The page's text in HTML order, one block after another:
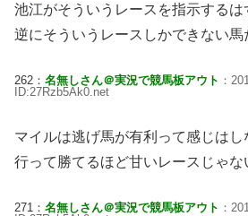
池江がそういうレースを指示するは
逆にそういうレースしかできない馬
262： 名無しさん＠実況で競馬板アウト ：
ID:27Rzb5Ak0.net
マイルは逃げ馬が有利って感じは
行って勝てるほど甘いレースじゃな
271： 名無しさん＠実況で競馬板アウト ：